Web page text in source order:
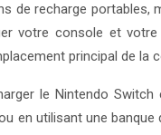
de recharge
votre console et
principal de la
le Nintendo
en utilisant une